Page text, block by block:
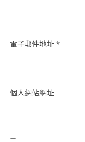
電子郵件地址 *
個人網站網址